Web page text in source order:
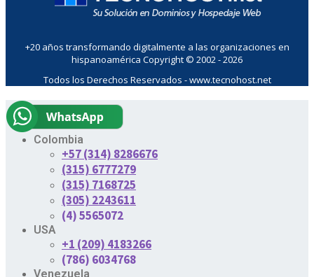
+20 años transformando digitalmente a las organizaciones en
hispanoamérica Copyright © 2002 - 2026
Todos los Derechos Reservados - www.tecnohost.net
Colombia
+57 (314) 8286676
(315) 6777279
(315) 7168725
(305) 2243611
(4) 5565072
USA
+1 (209) 4183266
(786) 6034768
Venezuela